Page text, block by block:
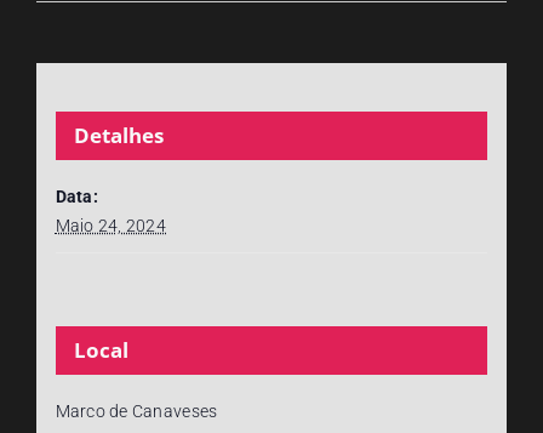
Detalhes
Data:
Maio 24, 2024
Local
Marco de Canaveses